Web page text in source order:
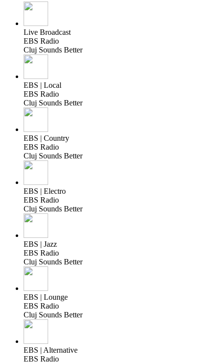
Live Broadcast
EBS Radio
Cluj Sounds Better
EBS | Local
EBS Radio
Cluj Sounds Better
EBS | Country
EBS Radio
Cluj Sounds Better
EBS | Electro
EBS Radio
Cluj Sounds Better
EBS | Jazz
EBS Radio
Cluj Sounds Better
EBS | Lounge
EBS Radio
Cluj Sounds Better
EBS | Alternative
EBS Radio